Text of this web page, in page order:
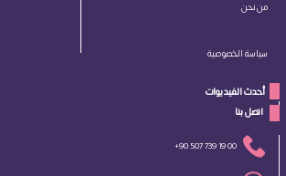
من نحن
سياسة الخصوصية
أحدث الفيديوات
اتصل بنا
+90 507 739 19 00